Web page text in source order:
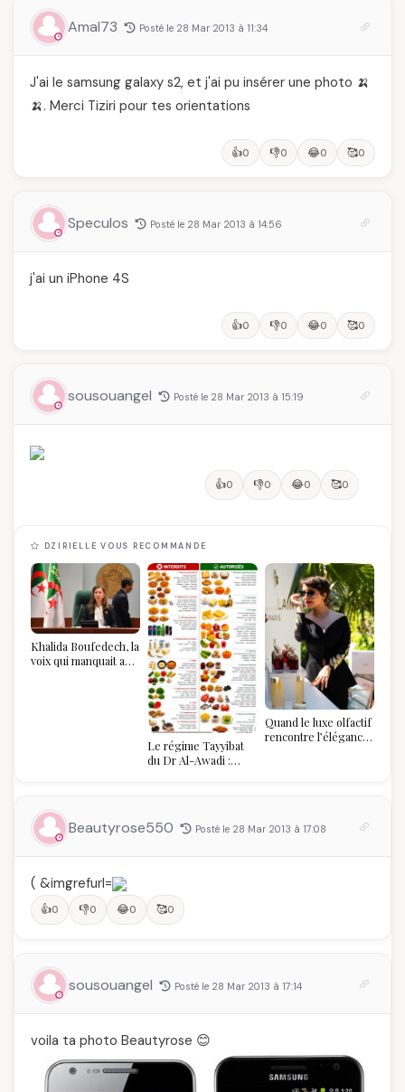
Amal73 Posté le 28 Mar 2013 à 11:34
J'ai le samsung galaxy s2, et j'ai pu insérer une photo 🍌
🍌. Merci Tiziri pour tes orientations
👍0 👎0 😂0 🥰0
Speculos Posté le 28 Mar 2013 à 14:56
j'ai un iPhone 4S
👍0 👎0 😂0 🥰0
sousouangel Posté le 28 Mar 2013 à 15:19
👍0 👎0 😂0 🥰0
DZIRIELLE VOUS RECOMMANDE
Khalida Boufedech, la
voix qui manquait au
Le régime Tayyibat
du Dr Al-Awadi :
vraiment savoir
Quand le luxe olfactif
rencontre l’élégance
Beautyrose550 Posté le 28 Mar 2013 à 17:08
( &imgrefurl=
👍0 👎0 😂0 🥰0
sousouangel Posté le 28 Mar 2013 à 17:14
voila ta photo Beautyrose 😊